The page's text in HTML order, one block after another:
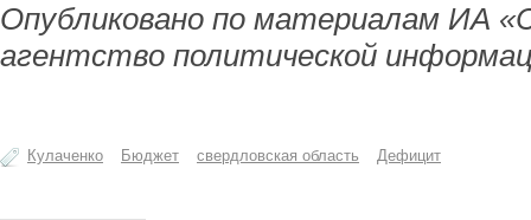
Опубликовано по материалам ИА
агентство политической
Кулаченко Бюджет свердловская область Дефицит